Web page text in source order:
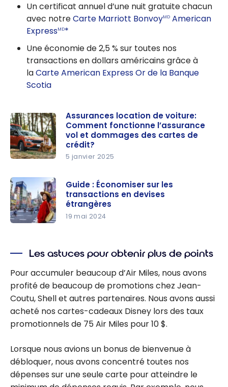
Un certificat annuel d’une nuit gratuite chacun
avec notreCarte Marriott BonvoyMD American
ExpressMD*
Une économie de 2,5 % sur toutes nos
transactions en dollars américains grâce à
laCarte American Express Or de la Banque
Scotia
s location
de voiture:
Comment
fonctionne
dommages
des cartes
de crédit?
Assurances location de voiture:
Comment fonctionne l’assurance
vol et dommages des cartes de
crédit?
5 janvier 2025
r sur les
transactio
ns en
devises
étrangères
Guide : Économiser sur les
transactions en devises
étrangères
19 mai 2024
Les astuces pour obtenir plus de points
Pour accumuler beaucoup d’Air Miles, nous avons
profité de beaucoup de promotions chez Jean-
Coutu, Shell et autres partenaires. Nous avons aussi
acheté nos cartes-cadeaux Disney lors des taux
promotionnels de 75 Air Miles pour 10 $.
Lorsque nous avions un bonus de bienvenue à
débloquer, nous avons concentré toutes nos
dépenses sur une seule carte pour atteindre le